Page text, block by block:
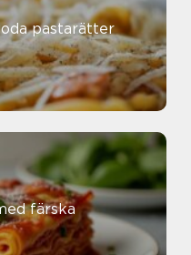
pastarätter
färska